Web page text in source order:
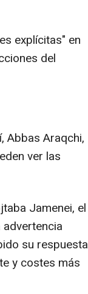
explícitas" en
del
Abbas Araqchi,
ver las
Jamenei, el
su respuesta
y costes más